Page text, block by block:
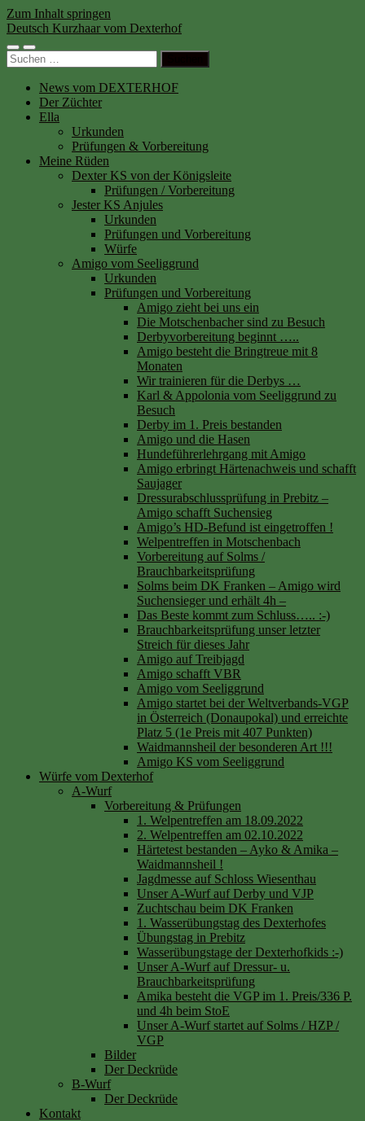
Zum Inhalt springen
Deutsch Kurzhaar vom Dexterhof
Mobile-
Menü
Suchfeld
ein-/ausblenden
Suchen
nach:
News vom DEXTERHOF
Der Züchter
Ella
Urkunden
Prüfungen & Vorbereitung
Meine Rüden
Dexter KS von der Königsleite
Prüfungen / Vorbereitung
Jester KS Anjules
Urkunden
Prüfungen und Vorbereitung
Würfe
Amigo vom Seeliggrund
Urkunden
Prüfungen und Vorbereitung
Amigo zieht bei uns ein
Die Motschenbacher sind zu Besuch
Derbyvorbereitung beginnt …..
Amigo besteht die Bringtreue mit 8
Monaten
Wir trainieren für die Derbys …
Karl & Appolonia vom Seeliggrund zu
Besuch
Derby im 1. Preis bestanden
Amigo und die Hasen
Hundeführerlehrgang mit Amigo
Amigo erbringt Härtenachweis und schafft
Saujager
Dressurabschlussprüfung in Prebitz –
Amigo schafft Suchensieg
Amigo’s HD-Befund ist eingetroffen !
Welpentreffen in Motschenbach
Vorbereitung auf Solms /
Brauchbarkeitsprüfung
Solms beim DK Franken – Amigo wird
Suchensieger und erhält 4h –
Das Beste kommt zum Schluss….. :-)
Brauchbarkeitsprüfung unser letzter
Streich für dieses Jahr
Amigo auf Treibjagd
Amigo schafft VBR
Amigo vom Seeliggrund
Amigo startet bei der Weltverbands-VGP
in Österreich (Donaupokal) und erreichte
Platz 5 (1e Preis mit 407 Punkten)
Waidmannsheil der besonderen Art !!!
Amigo KS vom Seeliggrund
Würfe vom Dexterhof
A-Wurf
Vorbereitung & Prüfungen
1. Welpentreffen am 18.09.2022
2. Welpentreffen am 02.10.2022
Härtetest bestanden – Ayko & Amika –
Waidmannsheil !
Jagdmesse auf Schloss Wiesenthau
Unser A-Wurf auf Derby und VJP
Zuchtschau beim DK Franken
1. Wasserübungstag des Dexterhofes
Übungstag in Prebitz
Wasserübungstage der Dexterhofkids :-)
Unser A-Wurf auf Dressur- u.
Brauchbarkeitsprüfung
Amika besteht die VGP im 1. Preis/336 P.
und 4h beim StoE
Unser A-Wurf startet auf Solms / HZP /
VGP
Bilder
Der Deckrüde
B-Wurf
Der Deckrüde
Kontakt